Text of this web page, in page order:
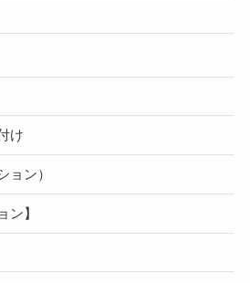
け
ョン）
ン】